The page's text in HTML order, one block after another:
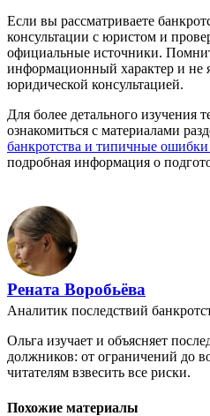
Если вы рассматриваете
консультации с юристом и
официальные источники.
информационный характер и не
юридической консультацией.
Для более детального изучения
ознакомиться с материалами
банкротства и типичные
подробная информация о
Рената Воробьёва
Аналитик последствий
Ольга изучает и объясняет
должников: от ограничений до
читателям взвесить все риски.
Похожие материалы